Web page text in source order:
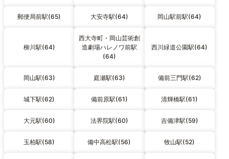
郵便局前駅(65) 大安寺駅(64) 岡山駅前駅(64)
柳川駅(64)
西大寺町・岡山芸術創
造劇場ハレノワ前駅
(64)
西川緑道公園駅(64)
岡山駅(63) 庭瀬駅(63) 備前三門駅(62)
城下駅(62) 備前原駅(61) 清輝橋駅(61)
大元駅(60) 法界院駅(60) 吉備津駅(59)
玉柏駅(58) 備中高松駅(56) 牧山駅(52)